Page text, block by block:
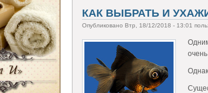
КАК ВЫБРАТЬ И
Опубликовано Втр, 18/12/2018 - 13:01